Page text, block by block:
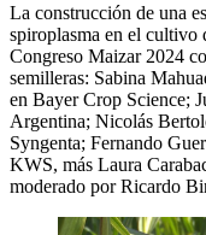
La construcción de una
spiroplasma en el cultivo
Congreso Maizar 2024
semilleras: Sabina
en Bayer Crop Science;
Argentina; Nicolás
Syngenta; Fernando
KWS, más Laura
moderado por Ricardo